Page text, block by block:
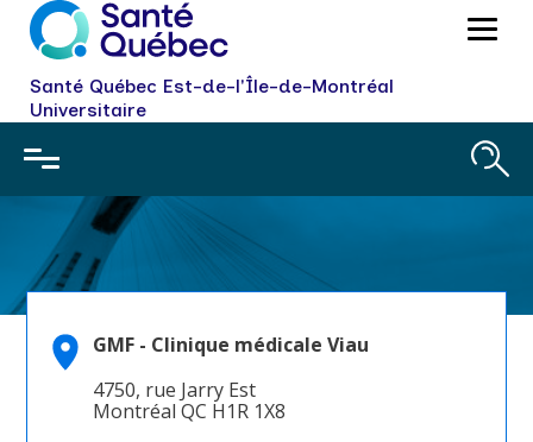
Santé Québec Est-de-l'Île-de-Montréal
Universitaire
GMF - Clinique médicale
GMF - Clinique médicale Viau
4750, rue Jarry Est
Montréal QC H1R 1X8